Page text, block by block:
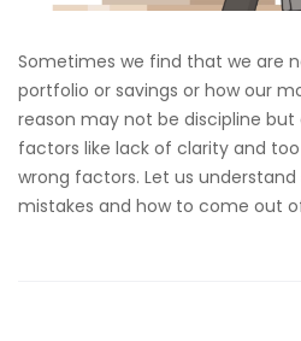
Sometimes we find that we are
portfolio or savings or how our
reason may not be discipline
factors like lack of clarity and
wrong factors. Let us
mistakes and how to come out